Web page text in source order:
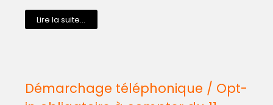
Lire la suite...
Démarchage téléphonique / Opt-